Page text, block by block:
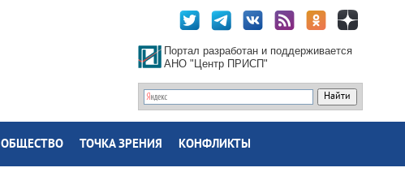
Портал разработан и поддерживается
АНО "Центр ПРИСП"
ОБЩЕСТВО ТОЧКА ЗРЕНИЯ КОНФЛИКТЫ